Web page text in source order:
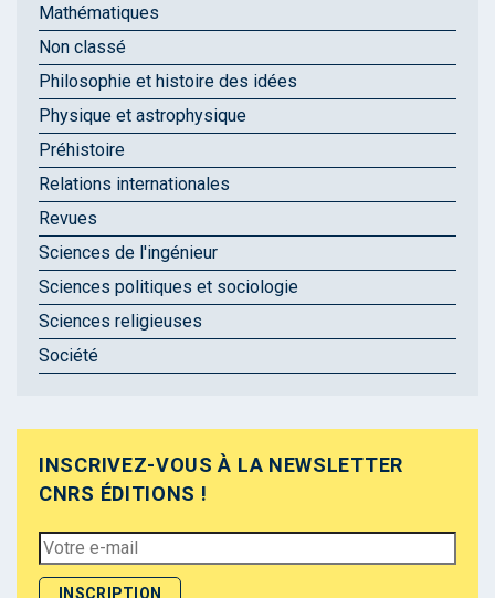
Mathématiques
Non classé
Philosophie et histoire des idées
Physique et astrophysique
Préhistoire
Relations internationales
Revues
Sciences de l'ingénieur
Sciences politiques et sociologie
Sciences religieuses
Société
INSCRIVEZ-VOUS À LA NEWSLETTER
CNRS ÉDITIONS !